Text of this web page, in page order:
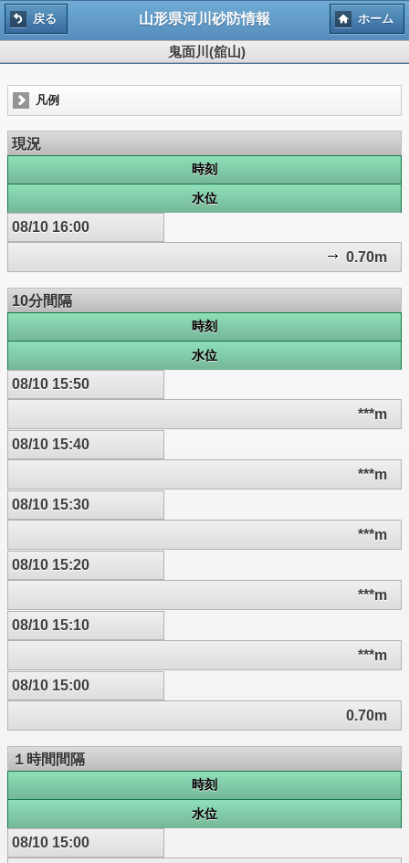
戻る 山形県河川砂防情報 ホーム
鬼面川(舘山)
凡例
現況
時刻
水位
08/10 16:00
0.70m
10分間隔
時刻
水位
08/10 15:50
***m
08/10 15:40
***m
08/10 15:30
***m
08/10 15:20
***m
08/10 15:10
***m
08/10 15:00
0.70m
１時間間隔
時刻
水位
08/10 15:00